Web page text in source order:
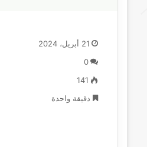
21 أبريل، 2024
0
141
دقيقة واحدة